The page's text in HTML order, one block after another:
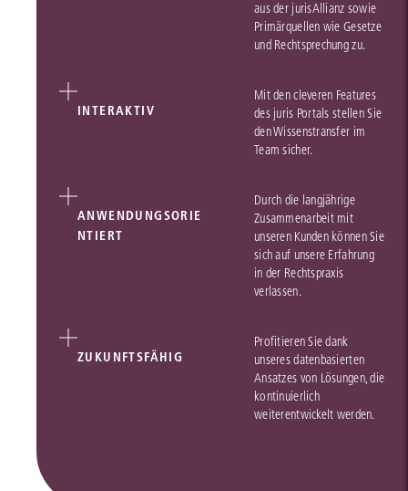
aus der jurisAllianz sowie
Primärquellen wie Gesetze
und Rechtsprechung zu.
INTERAKTIV
Mit den cleveren Features
des juris Portals stellen Sie
den Wissenstransfer im
Team sicher.
ANWENDUNGSORIE
NTIERT
Durch die langjährige
Zusammenarbeit mit
unseren Kunden können Sie
sich auf unsere Erfahrung
in der Rechtspraxis
verlassen.
ZUKUNFTSFÄHIG
Profitieren Sie dank
unseres datenbasierten
Ansatzes von Lösungen, die
kontinuierlich
weiterentwickelt werden.